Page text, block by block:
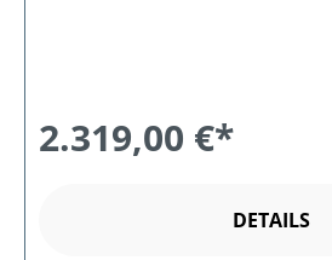
2.319,00 €*
DETAILS